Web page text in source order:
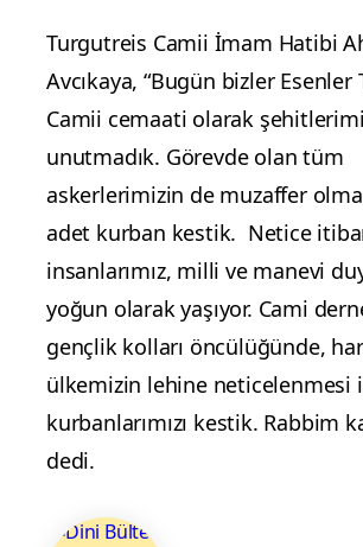
Turgutreis Camii İmam Hatibi
Avcıkaya, “Bugün bizler
Camii cemaati olarak
unutmadık. Görevde olan tüm
askerlerimizin de muzaffer
adet kurban kestik. Netice
insanlarımız, milli ve manevi
yoğun olarak yaşıyor. Cami
gençlik kolları öncülüğünde,
ülkemizin lehine neticelenmesi
kurbanlarımızı kestik. Rabbim
dedi.